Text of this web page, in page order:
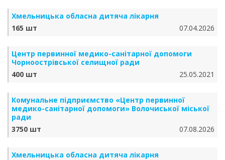
Хмельницька обласна дитяча лікарня
165 шт
07.04.2026
Центр первинної медико-санітарної допомоги
Чорноострівської селищної ради
400 шт
25.05.2021
Комунальне підприємство «Центр первинної
медико-санітарної допомоги» Волочиської міської
ради
3750 шт
07.08.2026
Хмельницька обласна дитяча лікарня